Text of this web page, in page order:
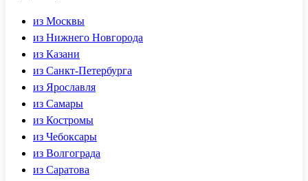
из Москвы
из Нижнего Новгорода
из Казани
из Санкт-Петербурга
из Ярославля
из Самары
из Костромы
из Чебоксары
из Волгограда
из Саратова